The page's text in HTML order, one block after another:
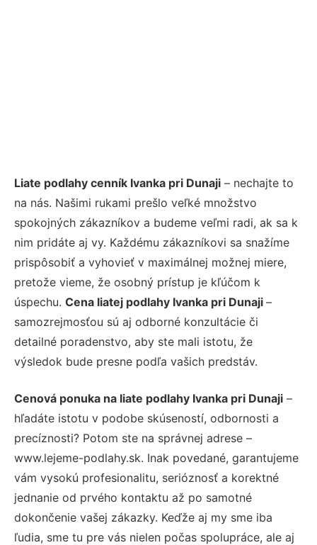
Liate podlahy cenník Ivanka pri Dunaji – nechajte to
na nás. Našimi rukami prešlo veľké množstvo
spokojných zákazníkov a budeme veľmi radi, ak sa k
nim pridáte aj vy. Každému zákazníkovi sa snažíme
prispôsobiť a vyhovieť v maximálnej možnej miere,
pretože vieme, že osobný prístup je kľúčom k
úspechu. Cena liatej podlahy Ivanka pri Dunaji –
samozrejmosťou sú aj odborné konzultácie či
detailné poradenstvo, aby ste mali istotu, že
výsledok bude presne podľa vašich predstáv.
Cenová ponuka na liate podlahy Ivanka pri Dunaji –
hľadáte istotu v podobe skúseností, odbornosti a
precíznosti? Potom ste na správnej adrese –
www.lejeme-podlahy.sk. Inak povedané, garantujeme
vám vysokú profesionalitu, serióznosť a korektné
jednanie od prvého kontaktu až po samotné
dokončenie vašej zákazky. Keďže aj my sme iba
ľudia, sme tu pre vás nielen počas spolupráce, ale aj